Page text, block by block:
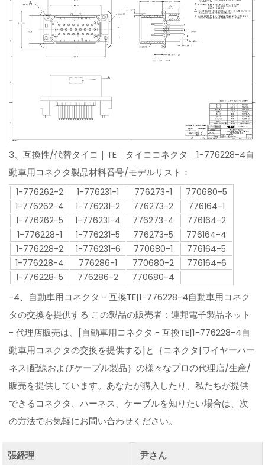
3、互換性/代替タイコ｜TE｜タイココネクタ｜1-776228-4自
動車用コネクタ製品材料番号/モデルリスト：
1-776262-2 1-776231-1 776273-1
770680-5
1-776262-4
1-776231-2 776273-2
776164-1
1-776262-5
1-776231-4 776273-4
776164-2
1-776228-1
1-776231-5 776273-5
776164-4
1-776228-2
1-776231-6 770680-1
776164-5
1-776228-4
776286-1 770680-2
776164-6
1-776228-5
776286-2 770680-4
-4、自動車用コネクタ - 互換TE|1-776228-4自動車用コネク
タの交換を提供する この製品の販売者：連邦電子製品ネット
- 代理店販売は、[自動車用コネクタ - 互換TE|1-776228-4自
動車用コネクタの交換を提供する]と｛コネクタ|ワイヤーハー
ネス|配線およびケーブル製品｝の様々なプロの代理店/生産/
販売を提供しています。あなたが購入したり、私たちが提供
できるコネクタ、ハーネス、ケーブルを知りたい場合は、次
の方法でお気軽にお問い合わせください。
張経理
尹さん